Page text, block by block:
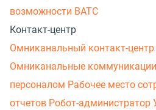
возможности ВАТС
Контакт-центр
Омниканальный контакт-центр
Омниканальные коммуникации
персоналом Рабочее место
отчетов Робот-администратор